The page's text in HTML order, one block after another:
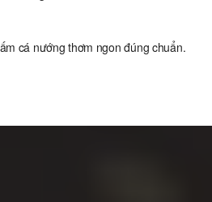
cá nướng thơm ngon đúng chuẩn.